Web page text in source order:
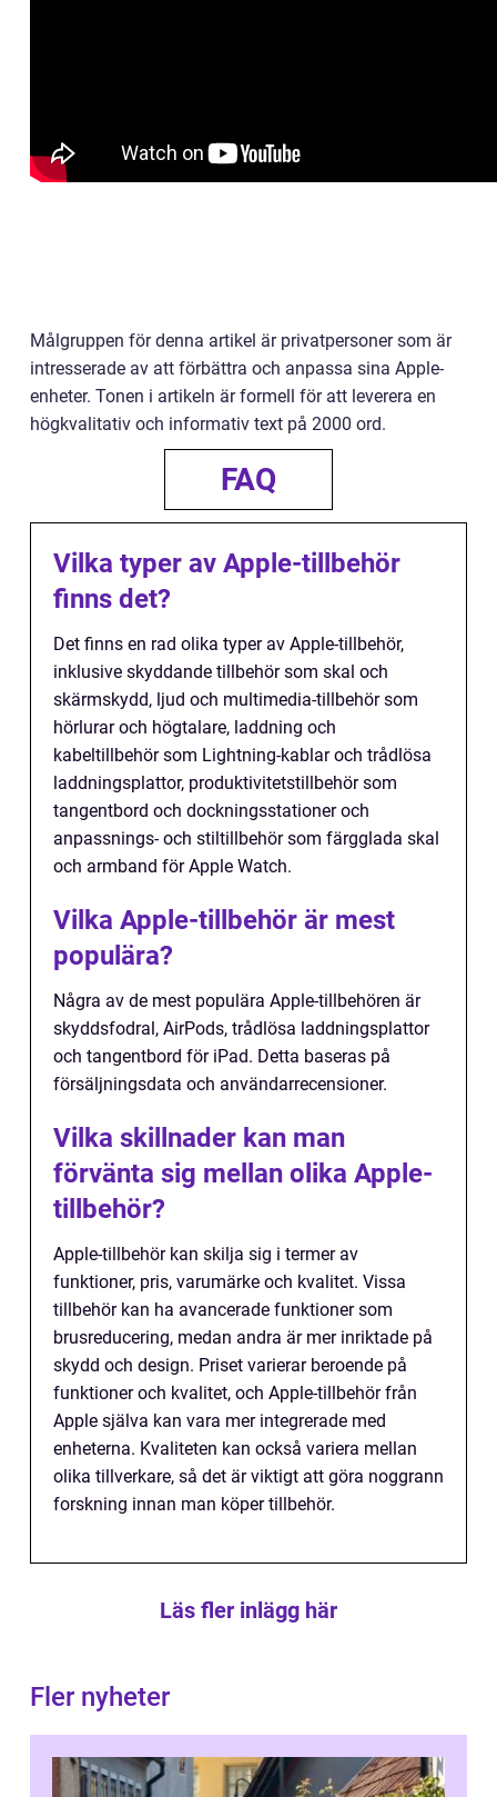
Målgruppen för denna artikel är privatpersoner som är
intresserade av att förbättra och anpassa sina Apple-
enheter. Tonen i artikeln är formell för att leverera en
högkvalitativ och informativ text på 2000 ord.
FAQ
Vilka typer av Apple-tillbehör
finns det?
Det finns en rad olika typer av Apple-tillbehör,
inklusive skyddande tillbehör som skal och
skärmskydd, ljud och multimedia-tillbehör som
hörlurar och högtalare, laddning och
kabeltillbehör som Lightning-kablar och trådlösa
laddningsplattor, produktivitetstillbehör som
tangentbord och dockningsstationer och
anpassnings- och stiltillbehör som färgglada skal
och armband för Apple Watch.
Vilka Apple-tillbehör är mest
populära?
Några av de mest populära Apple-tillbehören är
skyddsfodral, AirPods, trådlösa laddningsplattor
och tangentbord för iPad. Detta baseras på
försäljningsdata och användarrecensioner.
Vilka skillnader kan man
förvänta sig mellan olika Apple-
tillbehör?
Apple-tillbehör kan skilja sig i termer av
funktioner, pris, varumärke och kvalitet. Vissa
tillbehör kan ha avancerade funktioner som
brusreducering, medan andra är mer inriktade på
skydd och design. Priset varierar beroende på
funktioner och kvalitet, och Apple-tillbehör från
Apple själva kan vara mer integrerade med
enheterna. Kvaliteten kan också variera mellan
olika tillverkare, så det är viktigt att göra noggrann
forskning innan man köper tillbehör.
Läs fler inlägg här
Fler nyheter